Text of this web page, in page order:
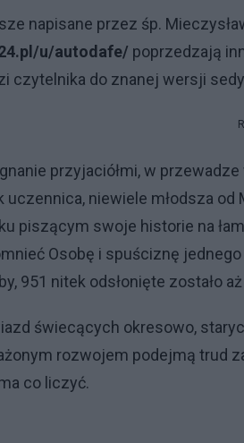
napisane przez śp.
u/autodafe/ poprzedzają
czytelnika do znanej wersji
przyjaciółmi, w
uczennica, niewiele młodsza
piszącym swoje historie na
Osobę i spuściznę
951 nitek odsłonięte zostało
świecących okresowo,
rozwojem podejmą trud
co liczyć.